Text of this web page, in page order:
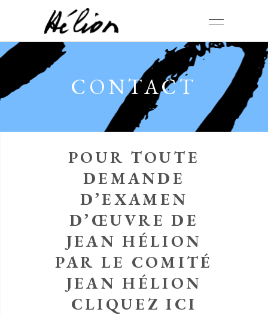
CONTACT
POUR TOUTE
DEMANDE
D’EXAMEN
D’ŒUVRE DE
JEAN HÉLION
PAR LE COMITÉ
JEAN HÉLION
CLIQUEZ ICI